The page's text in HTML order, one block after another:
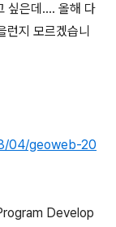
싶은데.... 올해 다
런지 모르겠습니
04/geoweb-20
Develop